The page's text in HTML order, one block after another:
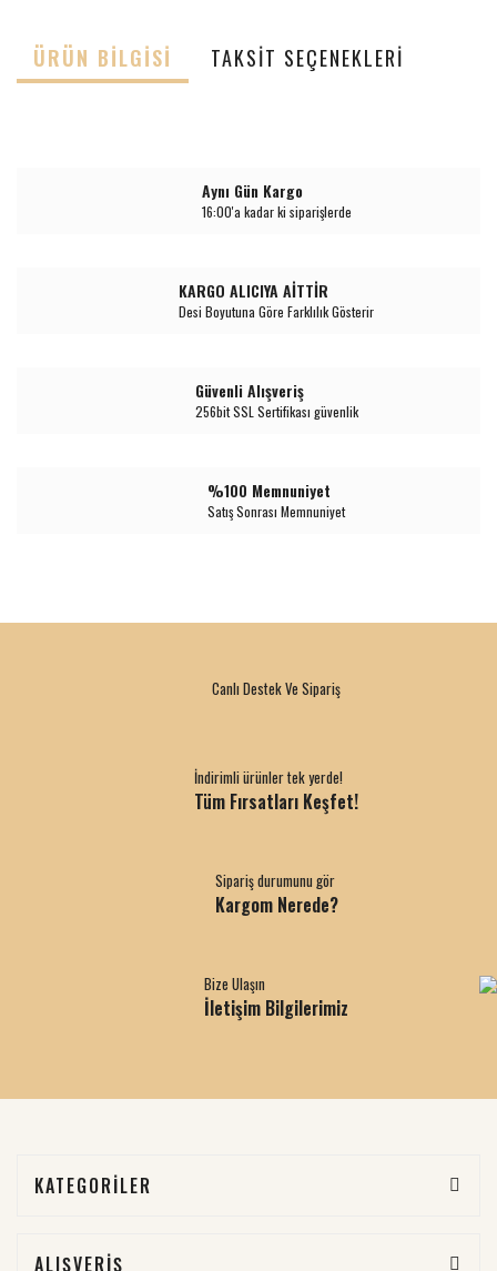
ÜRÜN BILGISI TAKSIT SEÇENEKLERI
Aynı Gün Kargo
16:00'a kadar ki siparişlerde
KARGO ALICIYA AİTTİR
Desi Boyutuna Göre Farklılık Gösterir
Güvenli Alışveriş
256bit SSL Sertifikası güvenlik
%100 Memnuniyet
Satış Sonrası Memnuniyet
Canlı Destek Ve Sipariş
İndirimli ürünler tek yerde!
Tüm Fırsatları Keşfet!
Sipariş durumunu gör
Kargom Nerede?
Bize Ulaşın
İletişim Bilgilerimiz
KATEGORİLER
ALIŞVERİŞ